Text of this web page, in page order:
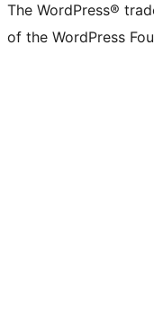
The WordPress®
of the WordPress